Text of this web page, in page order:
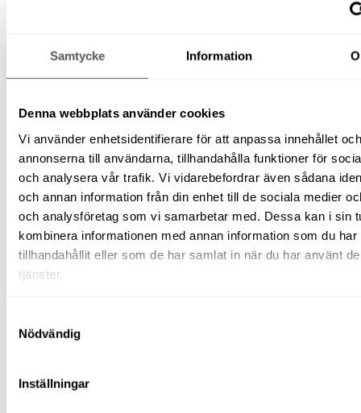
Samtycke Information
Denna webbplats använder cookies
Vi använder enhetsidentifierare för att anpassa innehållet och
annonserna till användarna, tillhandahålla funktioner för
och analysera vår trafik. Vi vidarebefordrar även sådana
och annan information från din enhet till de sociala medier
och analysföretag som vi samarbetar med. Dessa kan i sin
kombinera informationen med annan information som du har
tillhandahållit eller som de har samlat in när du har använt
tjänster.
Nödvändig
Inställningar
fukthantering
Pumpar
Avfuktare
Laser/mätinstrument
Plåtmaskiner
Pumpar
Vibroplattor
(padda)
Rengöringsutrustning
Stoftavskiljare/våtsug
Högtryckstvätt
Mattvätt
Svetsutrustning
Tegeltransportör
Värmefläktar
Ytfräsar
Avspärrning